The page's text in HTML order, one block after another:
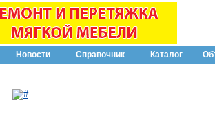
Новости Справочник Каталог